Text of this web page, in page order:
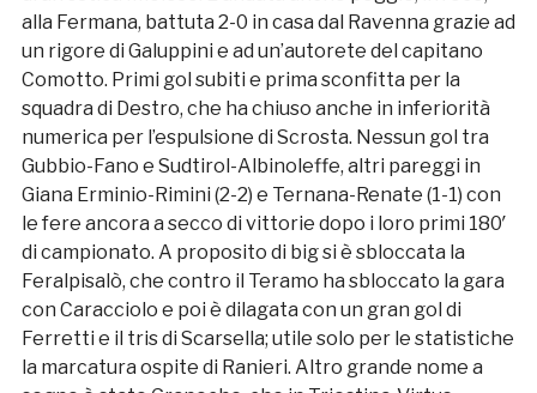
alla Fermana, battuta 2-0 in casa dal Ravenna grazie ad
un rigore di Galuppini e ad un’autorete del capitano
Comotto. Primi gol subiti e prima sconfitta per la
squadra di Destro, che ha chiuso anche in inferiorità
numerica per l’espulsione di Scrosta. Nessun gol tra
Gubbio-Fano e Sudtirol-Albinoleffe, altri pareggi in
Giana Erminio-Rimini (2-2) e Ternana-Renate (1-1) con
le fere ancora a secco di vittorie dopo i loro primi 180′
di campionato. A proposito di big si è sbloccata la
Feralpisalò, che contro il Teramo ha sbloccato la gara
con Caracciolo e poi è dilagata con un gran gol di
Ferretti e il tris di Scarsella; utile solo per le statistiche
la marcatura ospite di Ranieri. Altro grande nome a